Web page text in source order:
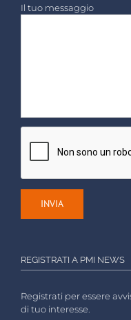
Il tuo messaggio
REGISTRATI A PMI NEWS
Registrati per essere
di tuo interesse.